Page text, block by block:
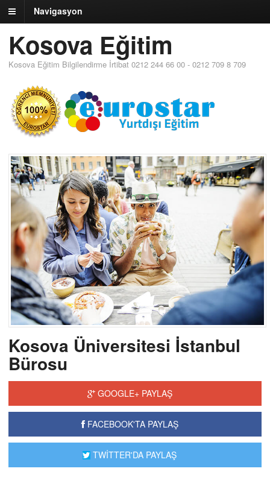
Navigasyon
Kosova Eğitim
Kosova Eğitim Bilgilendirme İrtibat 0212 244 66 00 - 0212 709 8 709
Kosova Üniversitesi İstanbul
Bürosu
GOOGLE+ PAYLAŞ
FACEBOOK'TA PAYLAŞ
TWİTTER'DA PAYLAŞ